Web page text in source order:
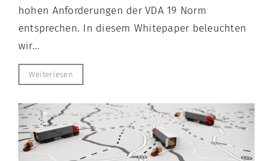
hohen Anforderungen der VDA 19 Norm
entsprechen. In diesem Whitepaper beleuchten
wir...
Weiterlesen